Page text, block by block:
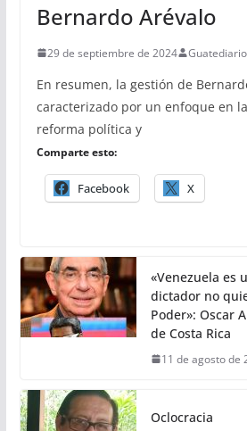
Bernardo Arévalo
29 de septiembre de 2024
En resumen, la gestión de
caracterizado por un enfoque en
reforma política y
Comparte esto:
Facebook X
«Venezuela es
dictador no
Poder»: Oscar
de Costa Rica
11 de agosto de
Oclocracia